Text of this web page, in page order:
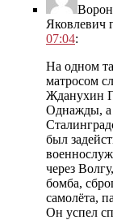
Яковлевич
07:04:
На одном
матросом
Жданухин
Однажды, а
был
через
бомба,
самолёта,
Он успел